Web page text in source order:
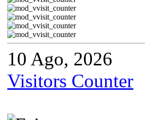
10 Ago, 2026
Visitors Counter